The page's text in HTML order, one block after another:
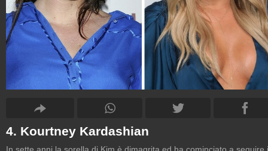
4. Kourtney Kardashian
In sette anni la sorella di Kim è dimagrita ed ha cominciato a seguire i